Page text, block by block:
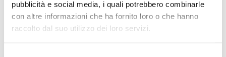
pubblicità e social media, i quali potrebbero combinarle
con altre informazioni che ha fornito loro o che hanno
raccolto dal suo utilizzo dei loro servizi.
TRA OBBLIGAZIONE NATURALE E ARRICCHIMENTO
SENZA CAUSA: LA CASSAZIONE RIBADISCE IL CRITERIO
DELLA PROPORZIONALITÀ